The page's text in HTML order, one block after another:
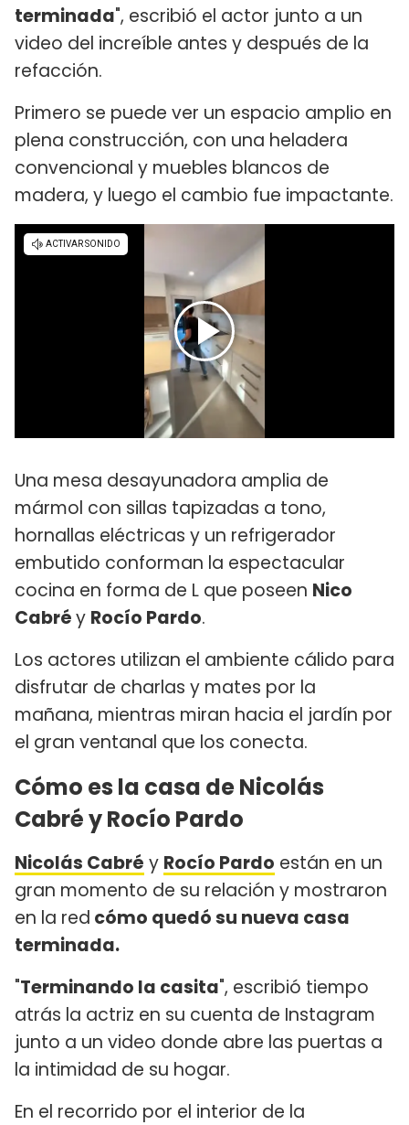
terminada", escribió el actor junto a un
video del increíble antes y después de la
refacción.
Primero se puede ver un espacio amplio en
plena construcción, con una heladera
convencional y muebles blancos de
madera, y luego el cambio fue impactante.
Una mesa desayunadora amplia de
mármol con sillas tapizadas a tono,
hornallas eléctricas y un refrigerador
embutido conforman la espectacular
cocina en forma de L que poseen Nico
Cabréy Rocío Pardo.
Los actores utilizan el ambiente cálido para
disfrutar de charlas y mates por la
mañana, mientras miran hacia el jardín por
el gran ventanal que los conecta.
Cómo es la casa de Nicolás
Cabré y Rocío Pardo
Nicolás Cabré y Rocío Pardo están en un
gran momento de su relación y mostraron
en la red cómo quedó su nueva casa
terminada.
"Terminando la casita", escribió tiempo
atrás la actriz en su cuenta de Instagram
junto a un video donde abre las puertas a
la intimidad de su hogar.
En el recorrido por el interior de la